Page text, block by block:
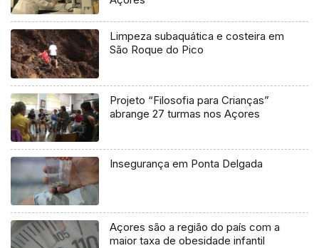
Limpeza subaquática e costeira em
São Roque do Pico
Projeto “Filosofia para Crianças”
abrange 27 turmas nos Açores
Insegurança em Ponta Delgada
Açores são a região do país com a
maior taxa de obesidade infantil